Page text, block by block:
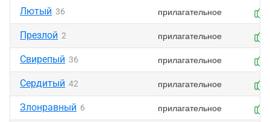
Лютый 36 прилагательное
Презлой 2 прилагательное
Свирепый 36 прилагательное
Сердитый 42 прилагательное
Злонравный 6 прилагательное